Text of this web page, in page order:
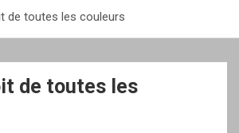
de toutes les couleurs
de toutes les